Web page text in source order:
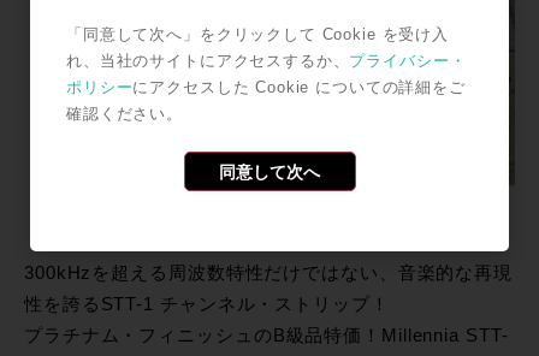
300kHzを超える周波数特性だけではない、音楽的な再現
性を誇るSTT-1 チャンネル・ストリップ！
プラチナム・フィニッシュのB級品特価！Millennia STT-
「同意して次へ」をクリックして Cookie を受け入
れ、当社のサイトにアクセスするか、 プライバシー・
ポリシーにアクセスした Cookie についての詳細をご
確認ください。
同意して次へ